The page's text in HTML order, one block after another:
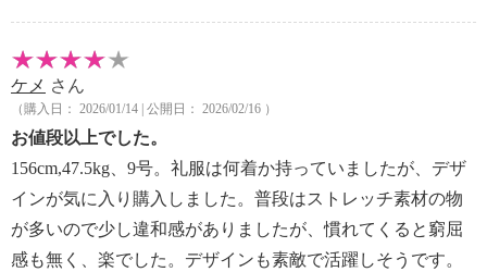
ケメ さん
（購入日： 2026/01/14 | 公開日： 2026/02/16 ）
お値段以上でした。
156cm,47.5kg、9号。礼服は何着か持っていましたが、デザ
インが気に入り購入しました。普段はストレッチ素材の物
が多いので少し違和感がありましたが、慣れてくると窮屈
感も無く、楽でした。デザインも素敵で活躍しそうです。